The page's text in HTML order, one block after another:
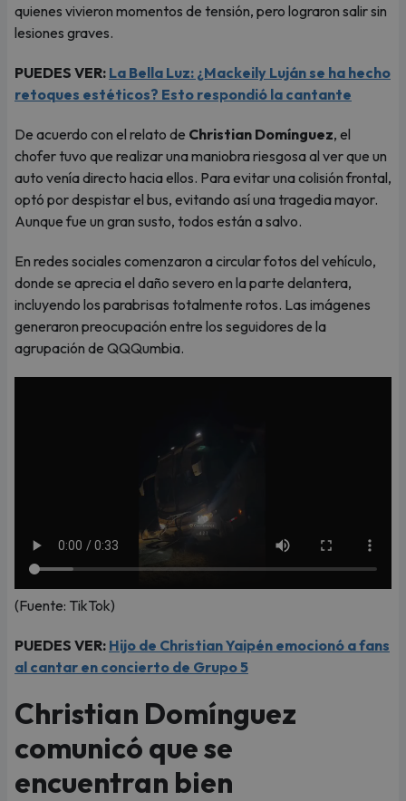
quienes vivieron momentos de tensión, pero lograron salir sin
lesiones graves.
PUEDES VER: La Bella Luz: ¿Mackeily Luján se ha hecho
retoques estéticos? Esto respondió la cantante
De acuerdo con el relato de Christian Domínguez, el
chofer tuvo que realizar una maniobra riesgosa al ver que un
auto venía directo hacia ellos. Para evitar una colisión frontal,
optó por despistar el bus, evitando así una tragedia mayor.
Aunque fue un gran susto, todos están a salvo.
En redes sociales comenzaron a circular fotos del vehículo,
donde se aprecia el daño severo en la parte delantera,
incluyendo los parabrisas totalmente rotos. Las imágenes
generaron preocupación entre los seguidores de la
agrupación de QQQumbia.
(Fuente: TikTok)
PUEDES VER: Hijo de Christian Yaipén emocionó a fans
al cantar en concierto de Grupo 5
Christian Domínguez
comunicó que se
encuentran bien